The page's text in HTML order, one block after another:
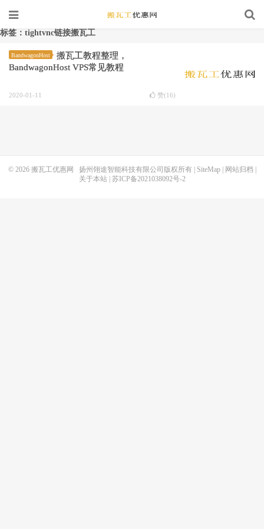
标签：tightvnc链接搬瓦工
BandwagonHost
搬瓦工教程整理，
BandwagonHost VPS常见教程
2020-01-11 赞(16)
© 2026 搬瓦工优惠网 扬州翎途智能科技有限公司版权所有 | SiteMap| 网站归档
关于本站| 苏ICP备2021038092号-2